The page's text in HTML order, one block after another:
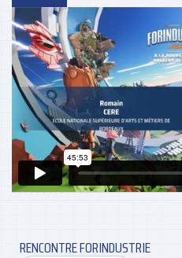
RENCONTRE FORINDUSTRIE